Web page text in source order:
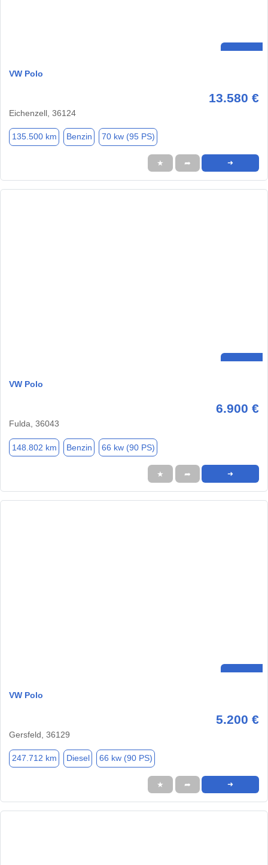
VW Polo
13.580 €
Eichenzell, 36124
135.500 km Benzin 70 kw (95 PS)
★ ➦ ➜
VW Polo
6.900 €
Fulda, 36043
148.802 km Benzin 66 kw (90 PS)
★ ➦ ➜
VW Polo
5.200 €
Gersfeld, 36129
247.712 km Diesel 66 kw (90 PS)
★ ➦ ➜